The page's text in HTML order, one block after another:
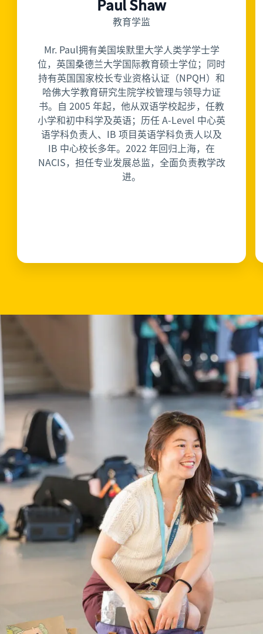
Paul Shaw
教育学监
Mr. Paul拥有美国埃默里大学人类学学士学
位，英国桑德兰大学国际教育硕士学位；同时
持有英国国家校长专业资格认证（NPQH）和
哈佛大学教育研究生院学校管理与领导力证
书。 自 2005 年起，他从双语学校起步，任教
小学和初中科学及英语；历任 A-Level 中心英
语学科负责人、IB 项目英语学科负责人以及
IB 中心校长多年。2022 年回归上海，在
NACIS，担任专业发展总监，全面负责教学改
进。